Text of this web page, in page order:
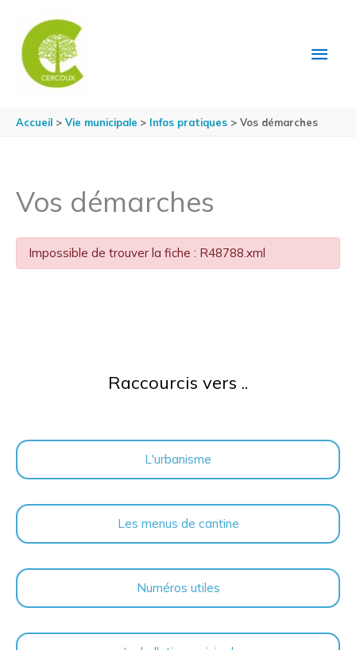
Accueil Vie municipale Infos pratiques Vos démarches
Vos démarches
Impossible de trouver la fiche : R48788.xml
Raccourcis vers ..
L'urbanisme
Les menus de cantine
Numéros utiles